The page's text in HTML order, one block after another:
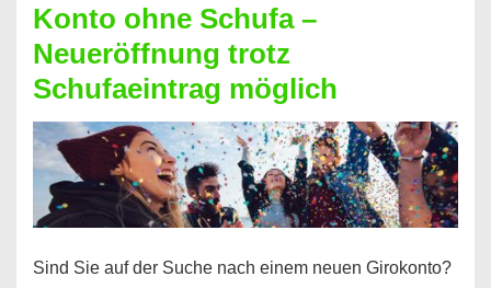
Sie
einen
Kredit
ohne
Einkommensnachweis
Konto ohne Schufa –
Neueröffnung trotz
Schufaeintrag möglich
Sind Sie auf der Suche nach einem neuen Girokonto?